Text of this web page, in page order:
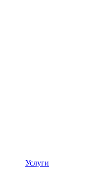
Услуги